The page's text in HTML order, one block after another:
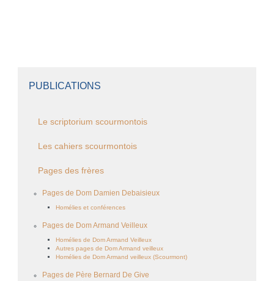
PUBLICATIONS
Le scriptorium scourmontois
Les cahiers scourmontois
Pages des frères
Pages de Dom Damien Debaisieux
Homélies et conférences
Pages de Dom Armand Veilleux
Homélies de Dom Armand Veilleux
Autres pages de Dom Armand veilleux
Homélies de Dom Armand veilleux (Scourmont)
Pages de Père Bernard De Give